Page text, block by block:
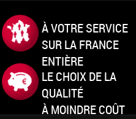
À VOTRE SERVICE
SUR LA FRANCE
ENTIÈRE
LE CHOIX DE LA
QUALITÉ
À MOINDRE COÛT